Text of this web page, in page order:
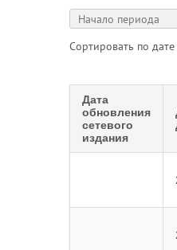
Сортировать по
Дата
обновления
сетевого
издания